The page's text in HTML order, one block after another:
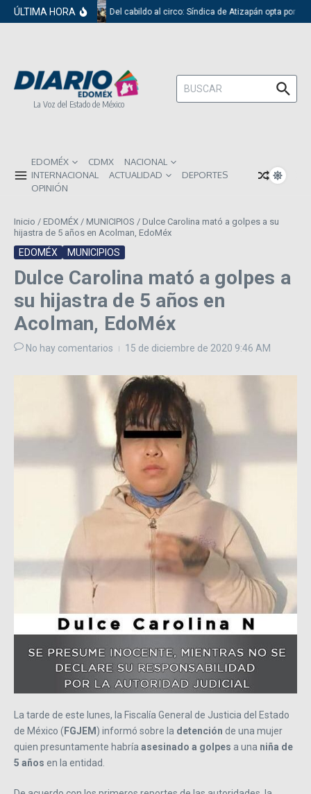
Saltar al contenido
ÚLTIMA HORA Del cabildo al circo: Síndica de Atizapán opta por
La Voz del Estado de México
Buscar:
EDOMÉX CDMX
NACIONAL
INTERNACIONAL
ACTUALIDAD
DEPORTES
OPINIÓN
Inicio / EDOMÉX / MUNICIPIOS / Dulce Carolina mató a golpes a su
hijastra de 5 años en Acolman, EdoMéx
EDOMÉX MUNICIPIOS
Dulce Carolina mató a golpes a
su hijastra de 5 años en
Acolman, EdoMéx
No hay comentarios 15 de diciembre de 2020 9:46 AM
La tarde de este lunes, la Fiscalía General de Justicia del Estado
de México ( FGJEM ) informó sobre la detención de una mujer
quien presuntamente habría asesinado a golpes a una niña de
5 años en la entidad.